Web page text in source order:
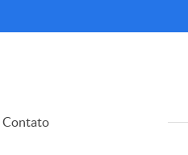
Contato